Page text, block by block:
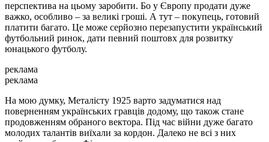
перспектива на цьому заробити. Бо у Європу продати дуже
важко, особливо – за великі гроші. А тут – покупець, готовий
платити багато. Це може серйозно перезапустити український
футбольний ринок, дати певний поштовх для розвитку
юнацького футболу.
реклама
реклама
На мою думку, Металісту 1925 варто задуматися над
поверненням українських гравців додому, що також стане
продовженням обраного вектора. Під час війни дуже багато
молодих талантів виїхали за кордон. Далеко не всі з них